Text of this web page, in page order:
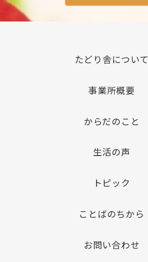
たどり舎について
事業所概要
からだのこと
生活の声
トピック
ことばのちから
お問い合わせ